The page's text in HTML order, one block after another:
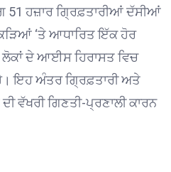
ਹਜ਼ਾਰ ਗ੍ਰਿਫ਼ਤਾਰੀਆਂ ਦੱਸੀਆਂ
‘ਤੇ ਆਧਾਰਿਤ ਇੱਕ ਹੋਰ
ਲੋਕਾਂ ਦੇ ਆਈਸ ਹਿਰਾਸਤ ਵਿਚ
ਇਹ ਅੰਤਰ ਗ੍ਰਿਫ਼ਤਾਰੀ ਅਤੇ
ਵੱਖਰੀ ਗਿਣਤੀ-ਪ੍ਰਣਾਲੀ ਕਾਰਨ